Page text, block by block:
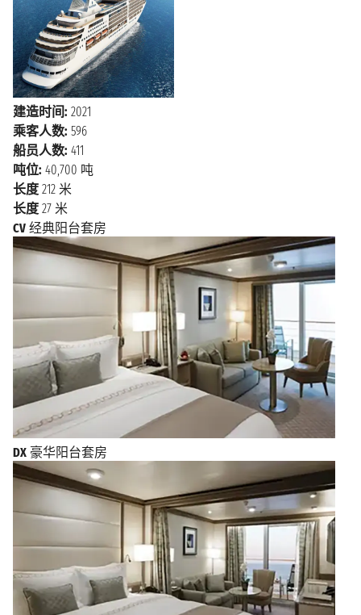
2026年8月27日星期四
上午8:00 - 下午6:00
2026年8月28日星期五
上午7:00
市里最著名且最有标志性的景点非小美人鱼莫属了，她
是一座处于港口入口处的一 尊铜制雕像，此外还有蒂
沃利花园，这是建造于1843年的当地最大的花园之一，
每到夏 天人们都喜欢来到公园的草坪上休息晒太阳
浴。
建造时间: 2021
乘客人数: 596
船员人数: 411
吨位: 40,700 吨
长度 212 米
长度 27 米
CV 经典阳台套房
DX 豪华阳台套房